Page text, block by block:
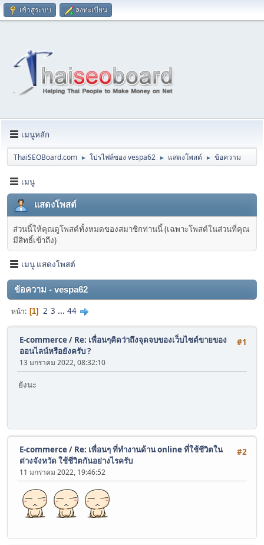
เข้าสู่ระบบ ลงทะเบียน
เมนูหลัก
ThaiSEOBoard.com ► โปรไฟล์ของ vespa62 ► แสดงโพสต์ ► ข้อความ
เมนู
แสดงโพสต์
ส่วนนี้ให้คุณดูโพสต์ทั้งหมดของสมาชิกท่านนี้ (เฉพาะโพสต์ในส่วนที่คุณ
มีสิทธิ์เข้าถึง)
เมนู แสดงโพสต์
ข้อความ - vespa62
หน้า 1 2 3 ... 44
#1
E-commerce/ Re: เพื่อนๆคิดว่าถึงจุดจบของเว็บไซต์ขายของ
ออนไลน์หรือยังครับ ?
13 มกราคม 2022, 08:32:10
ยังนะ
#2
E-commerce/ Re: เพื่อนๆ ที่ทำงานด้าน online ที่ใช้ชีวิตใน
ต่างจังหวัด ใช้ชีวิตกันอย่างไรครับ
11 มกราคม 2022, 19:46:52